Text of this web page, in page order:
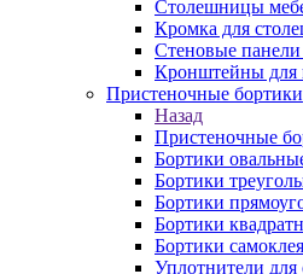
Столешницы
Кромка для
Стеновые
Кронштейны для
Пристеночные бортики
Назад
Пристеночные
Бортики
Бортики
Бортики
Бортики
Бортики
Уплотнители